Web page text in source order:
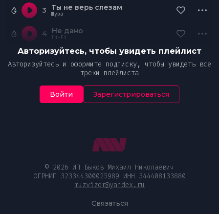
3 Ты не верь слезам
Шура
4 Не дано
Hi-Fi
Авторизуйтесь, чтобы увидеть плейлист
Авторизуйтесь и оформите подписку, чтобы увидеть все
треки плейлиста
Войти Зарегистрироваться
© 2026 ИП Быков Михаил Николаевич
ОГРНИП 323344300025989 ИНН 344408133880
muzvizor@yandex.ru
Связаться